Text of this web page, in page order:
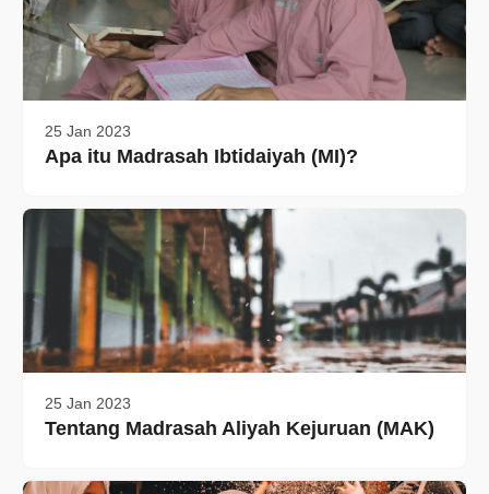
25 Jan 2023
Apa itu Madrasah Ibtidaiyah (MI)?
25 Jan 2023
Tentang Madrasah Aliyah Kejuruan (MAK)